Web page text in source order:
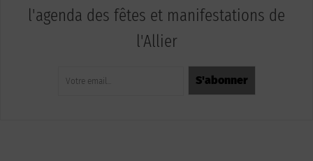
l'agenda des fêtes et manifestations de
l'Allier